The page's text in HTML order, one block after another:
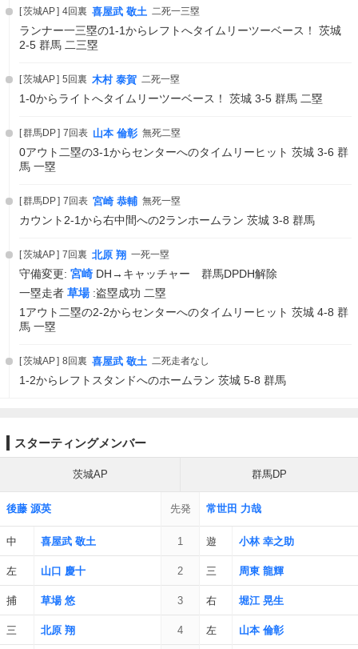
茨城AP 4回裏 喜屋武 敬土 二死一三塁
ランナー一三塁の1-1からレフトへタイムリーツーベース！ 茨城
2-5 群馬 二三塁
茨城AP 5回裏 木村 泰賀 二死一塁
1-0からライトへタイムリーツーベース！ 茨城 3-5 群馬 二塁
群馬DP 7回表 山本 倫彰 無死二塁
0アウト二塁の3-1からセンターへのタイムリーヒット 茨城 3-6 群
馬 一塁
群馬DP 7回表 宮崎 恭輔 無死一塁
カウント2-1から右中間への2ランホームラン 茨城 3-8 群馬
茨城AP 7回裏 北原 翔 一死一塁
守備変更: 宮崎 DH→キャッチャー 群馬DPDH解除
一塁走者 草場:盗塁成功 二塁
1アウト二塁の2-2からセンターへのタイムリーヒット 茨城 4-8 群
馬 一塁
茨城AP 8回裏 喜屋武 敬土 二死走者なし
1-2からレフトスタンドへのホームラン 茨城 5-8 群馬
スターティングメンバー
茨城AP 群馬DP
後藤 源英 先発 常世田 力哉
中 喜屋武 敬土 1 遊 小林 幸之助
左 山口 慶十 2 三 周東 龍輝
捕 草場 悠 3 右 堀江 晃生
三 北原 翔 4 左 山本 倫彰